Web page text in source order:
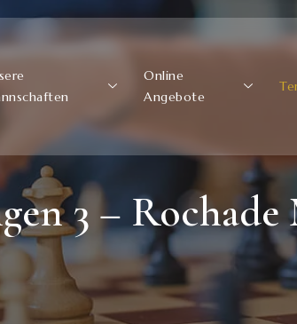
Online
Angebote
3 – Rochade